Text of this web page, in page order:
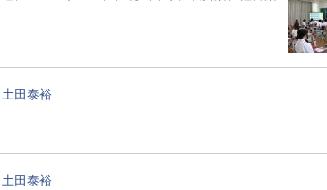
土田泰裕
土田泰裕